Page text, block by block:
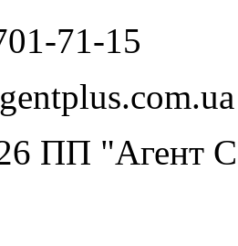
71-15
ПП "Агент